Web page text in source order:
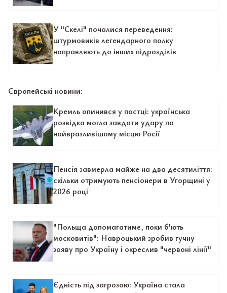
У "Скелі" почалися переведення:
штурмовиків легендарного полку
направляють до інших підрозділів
Європейські новини:
Кремль опинився у пастці: українська
розвідка могла завдати удару по
найвразливішому місцю Росії
Пенсія завмерла майже на два десятиліття:
скільки отримують пенсіонери в Угорщині у
2026 році
"Польща допомагатиме, поки б'ють
московитів": Навроцький зробив гучну
заяву про Україну і окреслив "червоні лінії"
Єдність під загрозою: Україна стала